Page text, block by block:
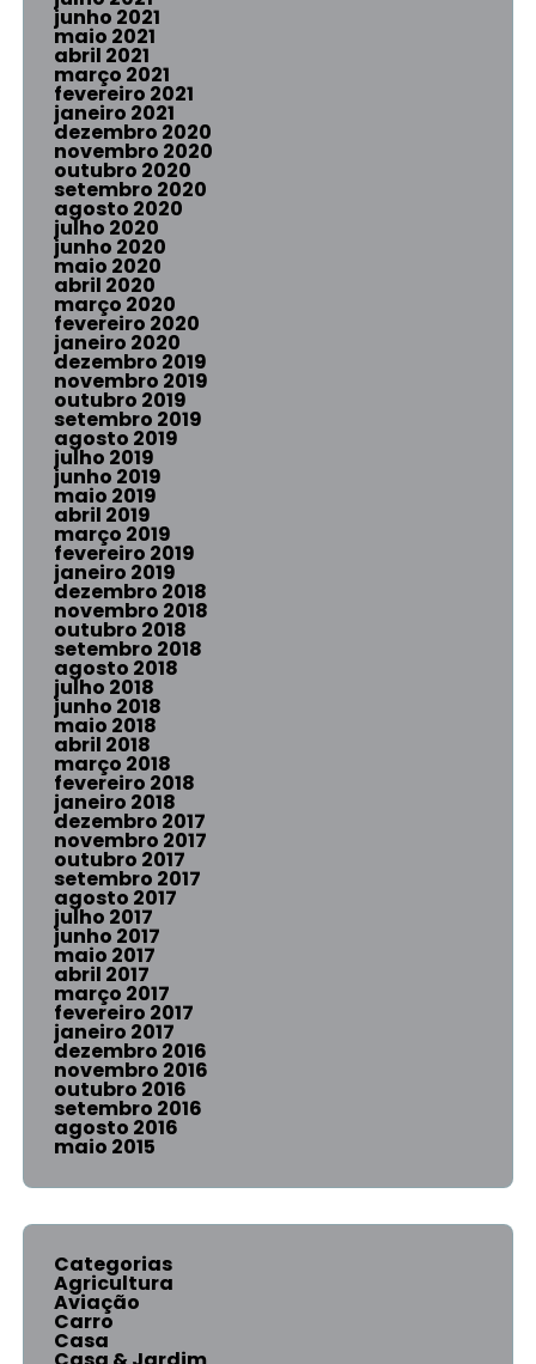
junho 2021
maio 2021
abril 2021
março 2021
fevereiro 2021
janeiro 2021
dezembro 2020
novembro 2020
outubro 2020
setembro 2020
agosto 2020
julho 2020
junho 2020
maio 2020
abril 2020
março 2020
fevereiro 2020
janeiro 2020
dezembro 2019
novembro 2019
outubro 2019
setembro 2019
agosto 2019
julho 2019
junho 2019
maio 2019
abril 2019
março 2019
fevereiro 2019
janeiro 2019
dezembro 2018
novembro 2018
outubro 2018
setembro 2018
agosto 2018
julho 2018
junho 2018
maio 2018
abril 2018
março 2018
fevereiro 2018
janeiro 2018
dezembro 2017
novembro 2017
outubro 2017
setembro 2017
agosto 2017
julho 2017
junho 2017
maio 2017
abril 2017
março 2017
fevereiro 2017
janeiro 2017
dezembro 2016
novembro 2016
outubro 2016
setembro 2016
agosto 2016
maio 2015
Categorias
Agricultura
Aviação
Carro
Casa